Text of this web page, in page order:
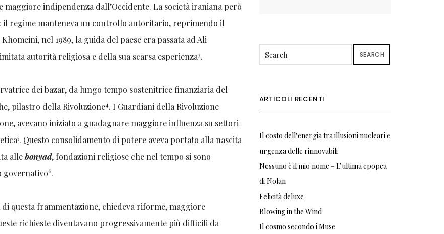
indipendenza dall’Occidente. La società iraniana però
: il regime manteneva un controllo autoritario, reprimendo il
nel 1989, la guida del paese era passata ad Ali
autorità religiosa e della sua scarsa esperienza3.
dei bazar, da lungo tempo sostenitrice finanziaria del
pilastro della Rivoluzione4. I Guardiani della Rivoluzione
avevano iniziato a guadagnare maggiore influenza su settori
5. Questo consolidamento di potere aveva portato alla nascita
allebonyad, fondazioni religiose che nel tempo si sono
governativo6.
di questa frammentazione, chiedeva riforme, maggiore
richieste diventavano progressivamente più difficili da
SEARCH
ARTICOLI RECENTI
Il costo dell’energia tra illusioni nucleari e
urgenza delle rinnovabili
Nessuno è il mio nome – L’ultima epopea
di Nolan
Felicità deluxe
Blowing in the Wind
Il cosmo secondo i Muse